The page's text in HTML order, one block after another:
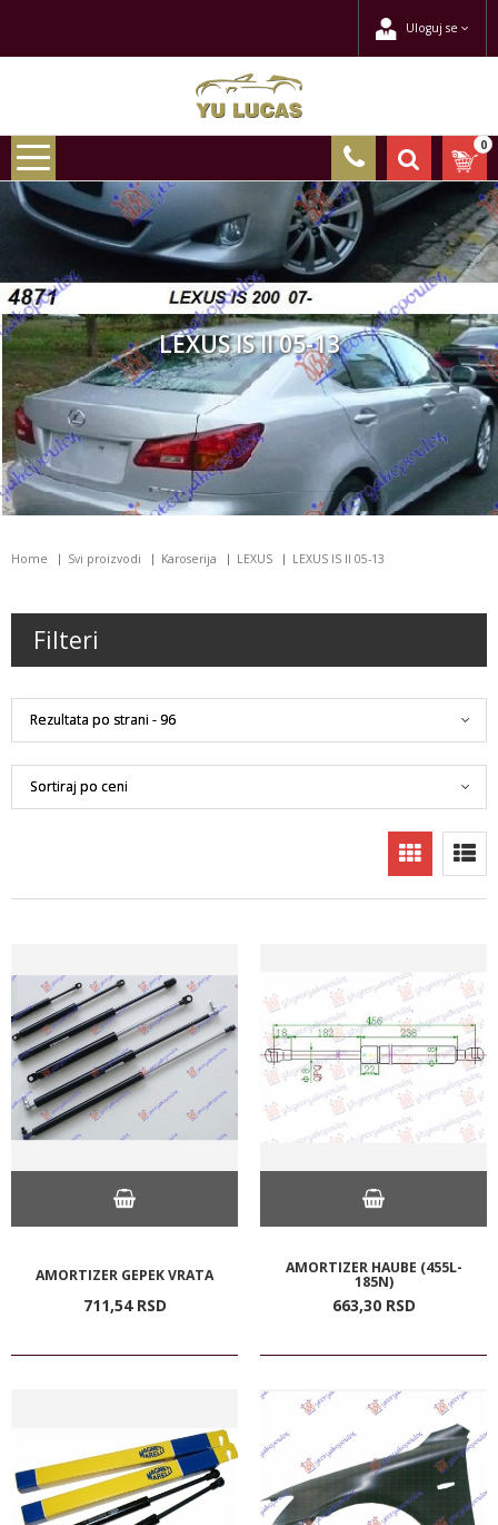
Uloguj se
0
LEXUS IS II 05-13
Home Svi proizvodi Karoserija LEXUS LEXUS IS II 05-13
Filteri
AMORTIZER GEPEK VRATA
711,54 RSD
AMORTIZER HAUBE (455L-
185N)
663,30 RSD